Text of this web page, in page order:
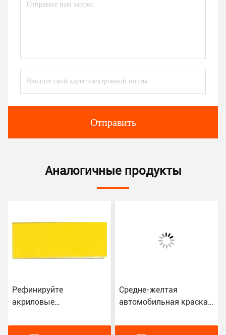
Отправить
Аналогичные продукты
Рефинируйте
акриловые
2K лимонный жёлтый
Средне-желтая
автомобильная краска,
спрейная 2K